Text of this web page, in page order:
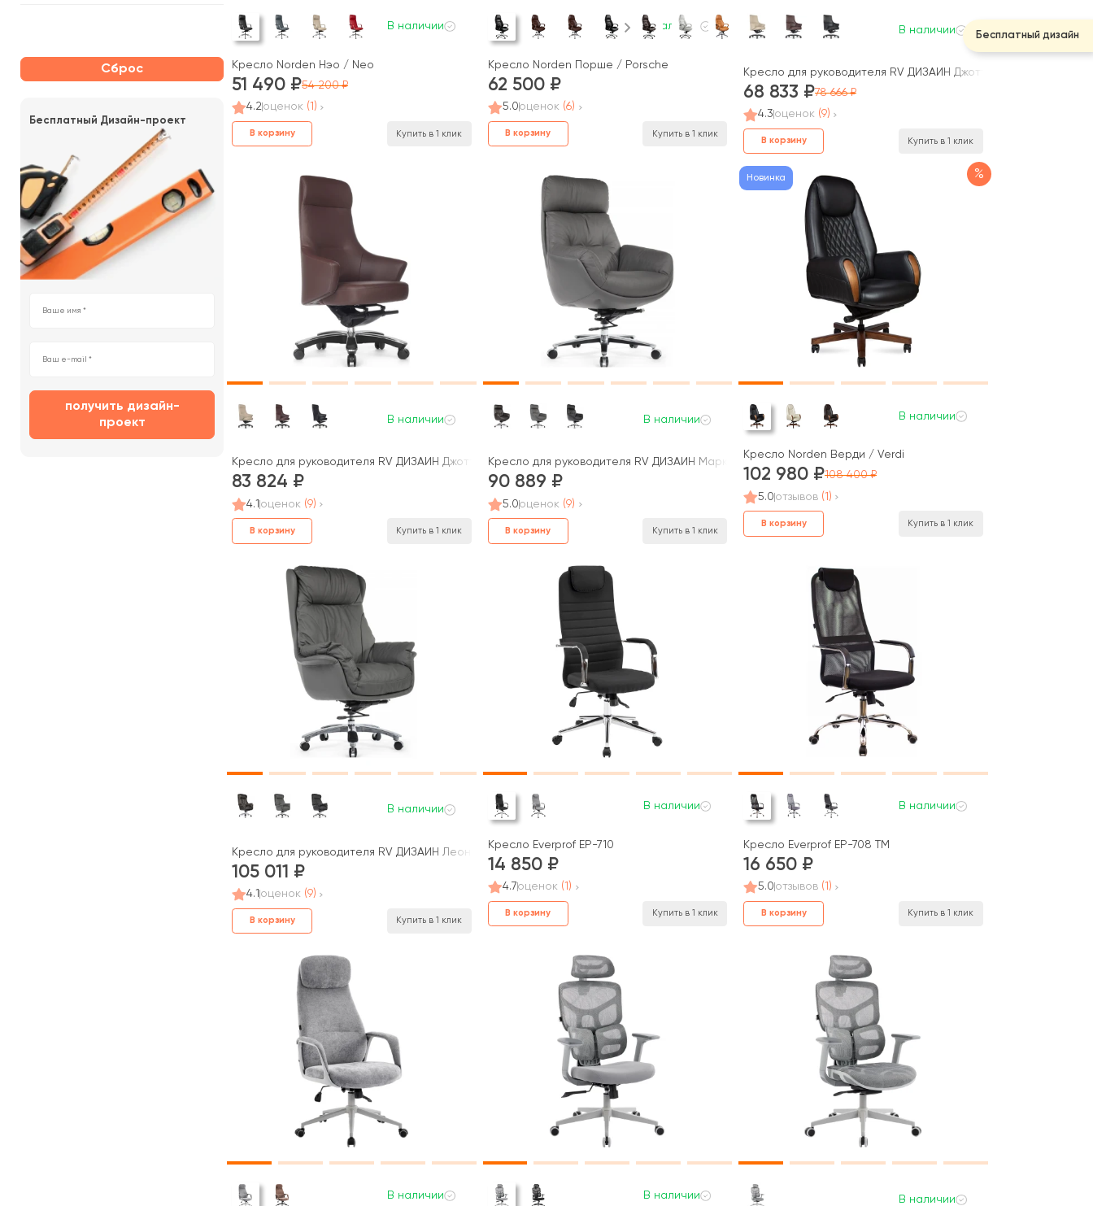
Сброс
Бесплатный Дизайн-проект
получить дизайн-
проект
В наличии
Кресло Norden Нэо / Neo
51 490
54 200
4.2оценок (1)
В корзину Купить в 1 клик
В наличии
Кресло Norden Порше / Porsche
62 500
5.0оценок (6)
В корзину Купить в 1 клик
В наличии
Кресло для руководителя RV ДИЗАЙН Джотто-М / Jotto-M
68 833
78 666
4.3 оценок (9)
В корзину Купить в 1 клик
В наличии
Кресло для руководителя RV ДИЗАЙН Джотто / Jotto (A1904)
83 824
4.1оценок (9)
В корзину Купить в 1 клик
В наличии
Кресло для руководителя RV ДИЗАЙН Марко / Marco (LS-262A)
90 889
5.0оценок (9)
В корзину Купить в 1 клик
Новинка %
В наличии
Кресло Norden Верди / Verdi
102 980
108 400
5.0отзывов (1)
В корзину Купить в 1 клик
В наличии
Кресло для руководителя RV ДИЗАЙН Леонардо / Leonardo (A355)
105 011
4.1 оценок (9)
В корзину Купить в 1 клик
В наличии
Кресло Everprof EP-710
14 850
4.7оценок (1)
В корзину Купить в 1 клик
В наличии
Кресло Everprof EP-708 TM
16 650
5.0 отзывов (1)
В корзину Купить в 1 клик
В наличии В наличии В наличии
Бесплатный дизайн